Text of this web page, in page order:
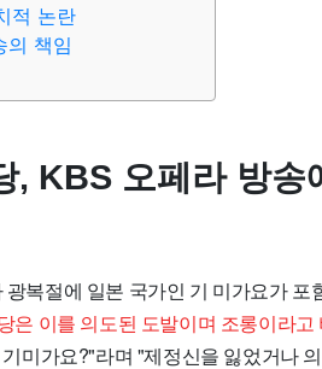
적 논란
의 책임
, KBS 오페라 방송
복절에 일본 국가인 기 미가요가
은 이를 의도된 도발이며 조롱이라고
미가요?"라며 "제정신을 잃었거나